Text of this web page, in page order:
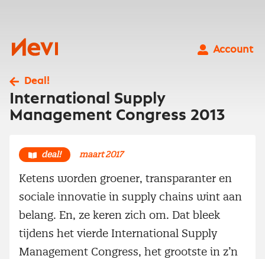
Nevi
Account
Deal!
International Supply
Management Congress 2013
deal! maart 2017
Ketens worden groener, transparanter en
sociale innovatie in supply chains wint aan
belang. En, ze keren zich om. Dat bleek
tijdens het vierde International Supply
Management Congress, het grootste in z’n